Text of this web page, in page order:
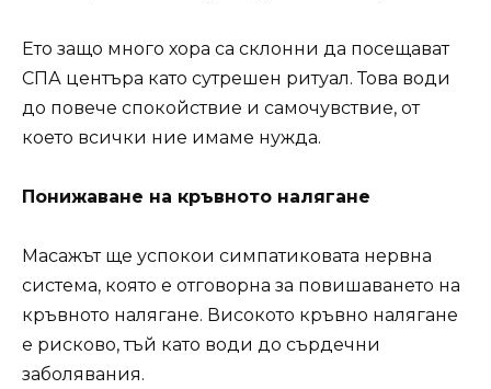
Ето защо много хора са склонни да посещават
СПА центъра като сутрешен ритуал. Това води
до повече спокойствие и самочувствие, от
което всички ние имаме нужда.
Понижаване на кръвното налягане
Масажът ще успокои симпатиковата нервна
система, която е отговорна за повишаването на
кръвното налягане. Високото кръвно налягане
е рисково, тъй като води до сърдечни
заболявания.